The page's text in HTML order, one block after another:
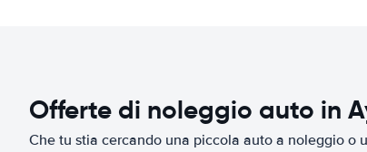
Offerte di noleggio auto in
Che tu stia cercando una piccola auto a noleggio